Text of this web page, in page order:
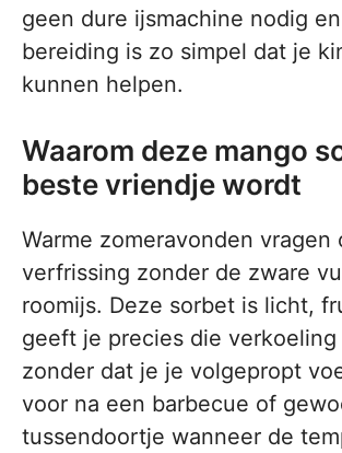
geen dure ijsmachine nodig
bereiding is zo simpel dat je
kunnen helpen.
Waarom deze mango
beste vriendje wordt
Warme zomeravonden vragen
verfrissing zonder de zware
roomijs. Deze sorbet is licht,
geeft je precies die
zonder dat je je volgepropt
voor na een barbecue of
tussendoortje wanneer de